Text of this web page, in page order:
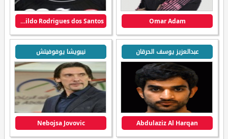
Omar Adam
Ivanildo Rodrigues dos Santos
عبدالعزيز يوسف الحرقان
Abdulaziz Al Harqan
نيبويشا يوفوفيتش
Nebojsa Jovovic